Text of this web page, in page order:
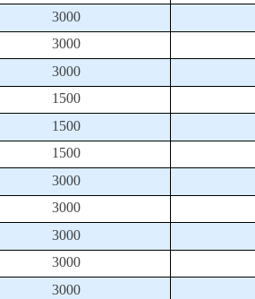
3000
3000
3000
1500
1500
1500
3000
3000
3000
3000
3000